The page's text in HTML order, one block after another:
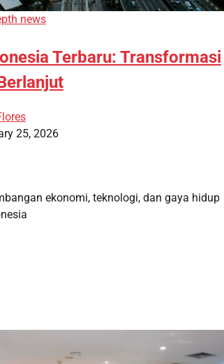
news
Terbaru: Transformasi
25, 2026
ekonomi, teknologi, dan gaya hidup